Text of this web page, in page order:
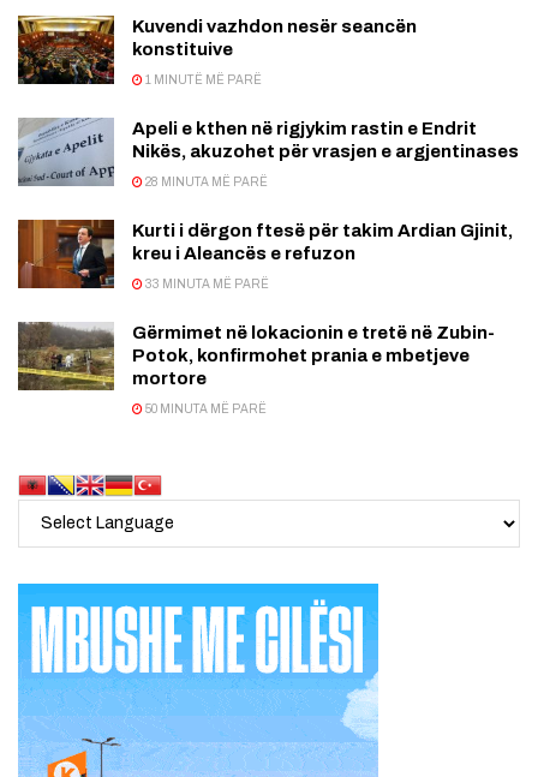
Kuvendi vazhdon nesër seancën
konstituive
1 MINUTË MË PARË
Apeli e kthen në rigjykim rastin e Endrit
Nikës, akuzohet për vrasjen e argjentinases
28 MINUTA MË PARË
Kurti i dërgon ftesë për takim Ardian Gjinit,
kreu i Aleancës e refuzon
33 MINUTA MË PARË
Gërmimet në lokacionin e tretë në Zubin-
Potok, konfirmohet prania e mbetjeve
mortore
50 MINUTA MË PARË